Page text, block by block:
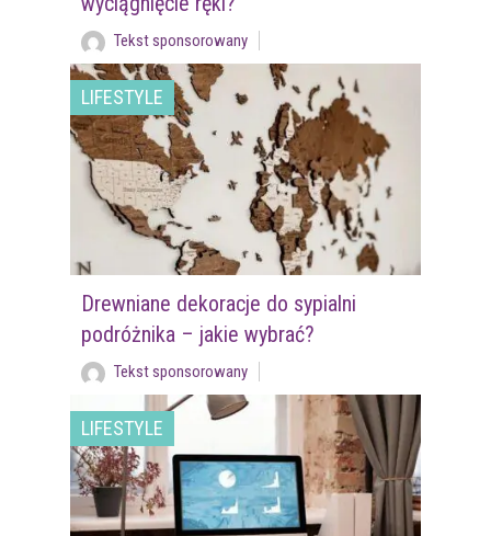
Tekst sponsorowany
LIFESTYLE
Drewniane dekoracje do sypialni
podróżnika – jakie wybrać?
Tekst sponsorowany
LIFESTYLE